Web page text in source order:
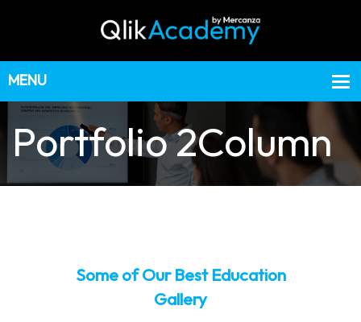
Portfolio 2Column
Some of Our Best Education
Gallery